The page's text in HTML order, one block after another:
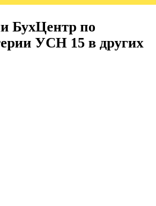
БухЦентр по
УСН 15 в других